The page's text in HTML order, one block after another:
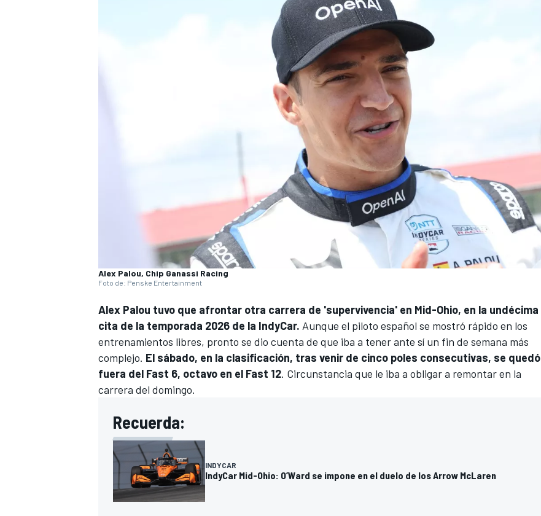
Alex Palou, Chip Ganassi Racing
Foto de: Penske Entertainment
Alex Palou tuvo que afrontar otra carrera de 'supervivencia' en Mid-Ohio, en la undécima
cita de la temporada 2026 de la IndyCar. Aunque el piloto español se mostró rápido en los
entrenamientos libres, pronto se dio cuenta de que iba a tener ante sí un fin de semana más
complejo. El sábado, en la clasificación, tras venir de cinco poles consecutivas, se quedó
fuera del Fast 6, octavo en el Fast 12. Circunstancia que le iba a obligar a remontar en la
carrera del domingo.
Recuerda:
INDYCAR
IndyCar Mid-Ohio: O’Ward se impone en el duelo de los Arrow McLaren